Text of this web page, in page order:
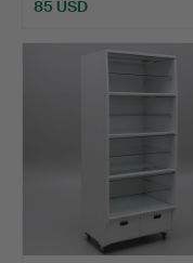
85 USD